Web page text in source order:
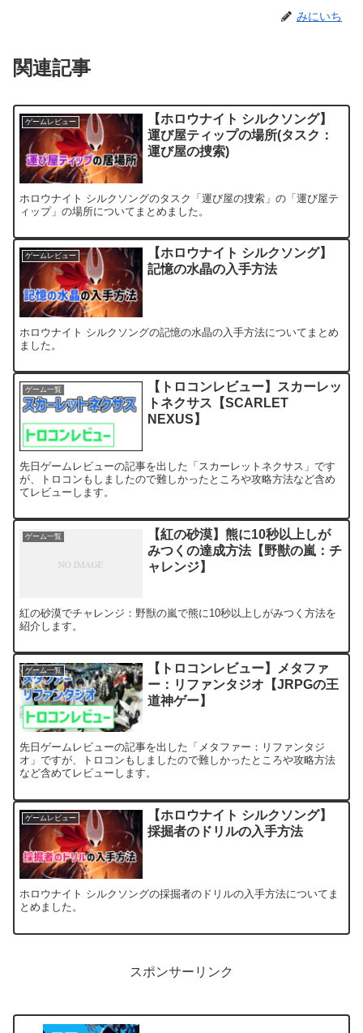
みにいち
関連記事
ゲームレビュー
【ホロウナイト シルクソング】
運び屋ティップの場所(タスク：
運び屋の捜索)
ホロウナイト シルクソングのタスク「運び屋の捜索」の「運び屋テ
ィップ」の場所についてまとめました。
ゲームレビュー
【ホロウナイト シルクソング】
記憶の水晶の入手方法
ホロウナイト シルクソングの記憶の水晶の入手方法についてまとめ
ました。
ゲーム一覧
【トロコンレビュー】スカーレッ
トネクサス【SCARLET
NEXUS】
先日ゲームレビューの記事を出した「スカーレットネクサス」です
が、トロコンもしましたので難しかったところや攻略方法など含め
てレビューします。
ゲーム一覧
【紅の砂漠】熊に10秒以上しが
みつくの達成方法【野獣の嵐：チ
ャレンジ】
紅の砂漠でチャレンジ：野獣の嵐で熊に10秒以上しがみつく方法を
紹介します。
ゲーム一覧
【トロコンレビュー】メタファ
ー：リファンタジオ【JRPGの王
道神ゲー】
先日ゲームレビューの記事を出した「メタファー：リファンタジ
オ」ですが、トロコンもしましたので難しかったところや攻略方法
など含めてレビューします。
ゲームレビュー
【ホロウナイト シルクソング】
採掘者のドリルの入手方法
ホロウナイト シルクソングの採掘者のドリルの入手方法についてま
とめました。
スポンサーリンク